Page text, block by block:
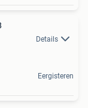
Details
Eergisteren